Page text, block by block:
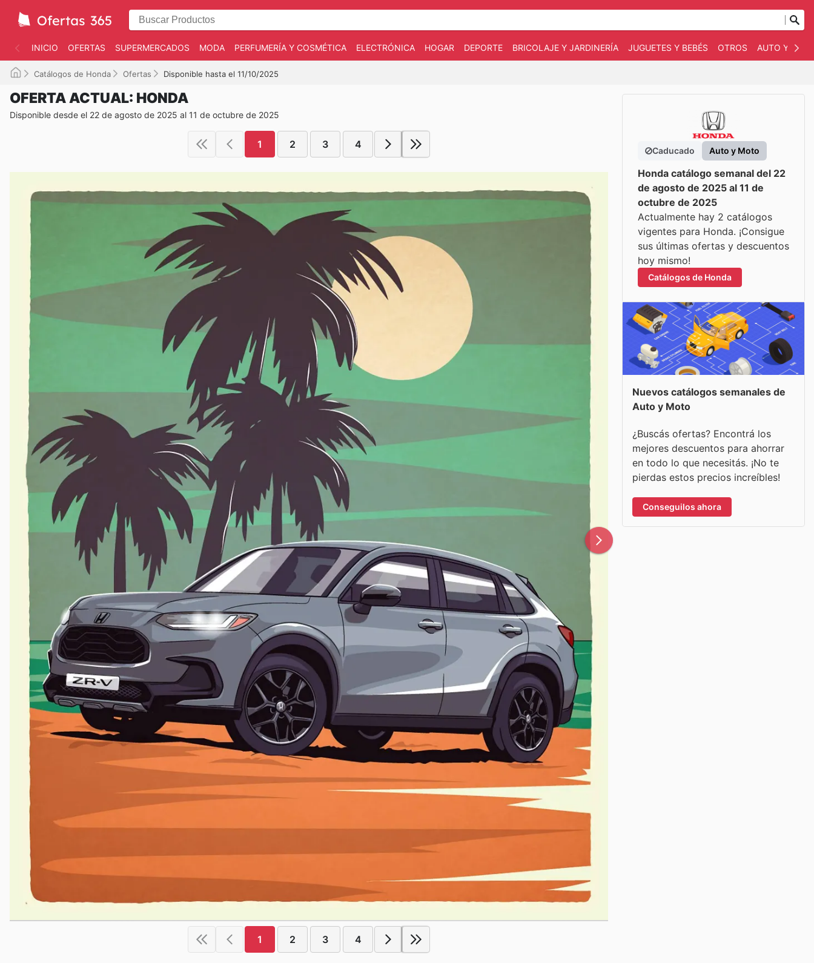
INICIO OFERTAS SUPERMERCADOS MODA PERFUMERÍA Y COSMÉTICA ELECTRÓNICA HOGAR DEPORTE BRICOLAJE Y JARDINERÍA JUGUETES Y BEBÉS OTROS AUTO Y
Catálogos de Honda Ofertas Disponible hasta el 11/10/2025
OFERTA ACTUAL: HONDA
Disponible desde el 22 de agosto de 2025 al 11 de octubre de 2025
1 2 3 4
1 2 3 4
Caducado Auto y Moto
Honda catálogo semanal del 22
de agosto de 2025 al 11 de
octubre de 2025
Actualmente hay 2 catálogos
vigentes para Honda. ¡Consigue
sus últimas ofertas y descuentos
hoy mismo!
Catálogos de Honda
Nuevos catálogos semanales de
Auto y Moto
¿Buscás ofertas? Encontrá los
mejores descuentos para ahorrar
en todo lo que necesitás. ¡No te
pierdas estos precios increíbles!
Conseguilos ahora